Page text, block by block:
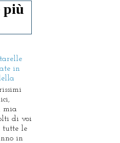
più
in
mia
di voi
tutte le
in